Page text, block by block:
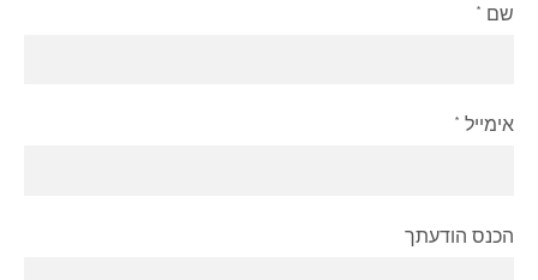
שם *
אימייל *
הכנס הודעתך